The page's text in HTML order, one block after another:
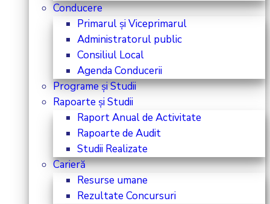
Conducere
Primarul și Viceprimarul
Administratorul public
Consiliul Local
Agenda Conducerii
Programe și Studii
Rapoarte și Studii
Raport Anual de Activitate
Rapoarte de Audit
Studii Realizate
Carieră
Resurse umane
Rezultate Concursuri